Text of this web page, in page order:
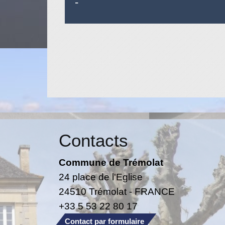
Contacts
Commune de Trémolat
24 place de l'Eglise
24510 Trémolat - FRANCE
+33 5 53 22 80 17
Contact par formulaire